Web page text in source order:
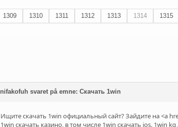
1309 1310 1311 1312 1313 1314 1315
nifakofuh svaret på emne: Cкачать 1win
Ищите скачать 1win официальный сайт? Зайдите на <a
1win скачать казино, в том числе 1win скачать ios. 1win